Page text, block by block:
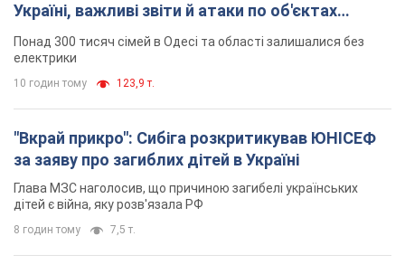
Україні, важливі звіти й атаки по об'єктах
ворога. Відео
Понад 300 тисяч сімей в Одесі та області залишалися без
електрики
10 годин тому 123,9 т.
"Вкрай прикро": Сибіга розкритикував ЮНІСЕФ
за заяву про загиблих дітей в Україні
Глава МЗС наголосив, що причиною загибелі українських
дітей є війна, яку розв'язала РФ
8 годин тому 7,5 т.